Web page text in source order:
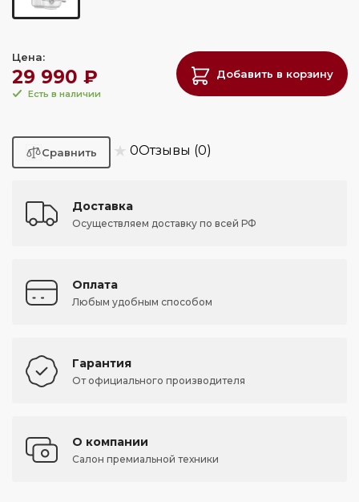
Цена:
29 990 ₽
Есть в наличии
Добавить в корзину
★ 0Отзывы (0)
Доставка
Осуществляем доставку по всей РФ
Оплата
Любым удобным способом
Гарантия
От официального производителя
О компании
Салон премиальной техники